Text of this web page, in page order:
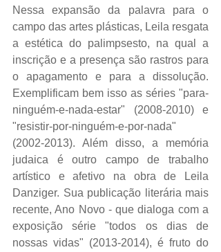
Nessa expansão da palavra para o
campo das artes plásticas, Leila resgata
a estética do palimpsesto, na qual a
inscrição e a presença são rastros para
o apagamento e para a dissolução.
Exemplificam bem isso as séries "para-
ninguém-e-nada-estar" (2008-2010) e
"resistir-por-ninguém-e-por-nada"
(2002-2013). Além disso, a memória
judaica é outro campo de trabalho
artístico e afetivo na obra de Leila
Danziger. Sua publicação literária mais
recente, Ano Novo - que dialoga com a
exposição série "todos os dias de
nossas vidas" (2013-2014), é fruto do